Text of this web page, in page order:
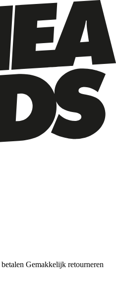
Gemakkelijk retourneren